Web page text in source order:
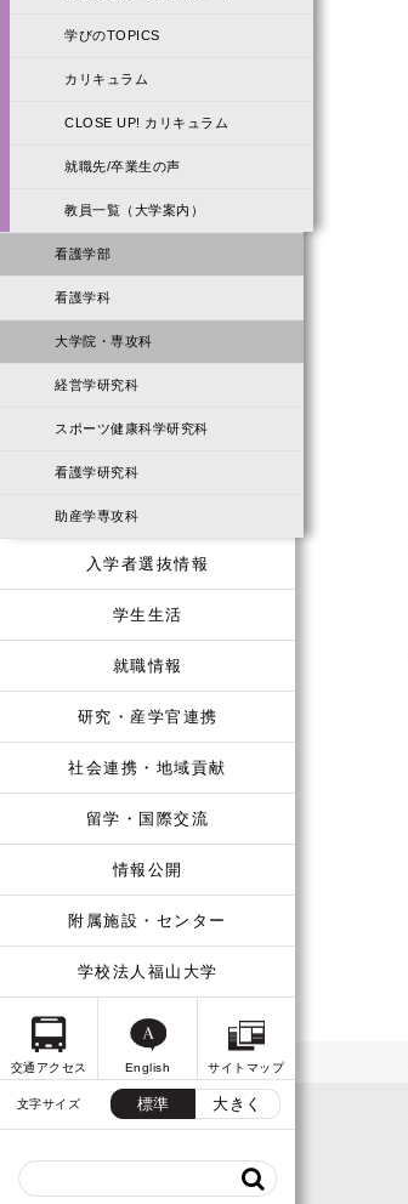
学びのTOPICS
カリキュラム
CLOSE UP! カリキュラム
就職先/卒業生の声
教員一覧（大学案内）
看護学部
看護学科
大学院・専攻科
経営学研究科
スポーツ健康科学研究科
看護学研究科
助産学専攻科
入学者選抜情報
学生生活
就職情報
研究・産学官連携
社会連携・地域貢献
留学・国際交流
情報公開
附属施設・センター
学校法人福山大学
交通アクセス English サイトマップ
文字サイズ 標準 大きく